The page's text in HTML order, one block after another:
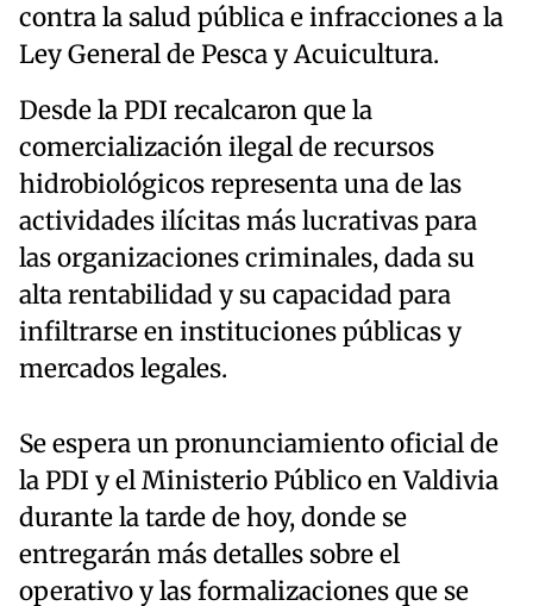
contra la salud pública e infracciones a la
Ley General de Pesca y Acuicultura.
Desde la PDI recalcaron que la
comercialización ilegal de recursos
hidrobiológicos representa una de las
actividades ilícitas más lucrativas para
las organizaciones criminales, dada su
alta rentabilidad y su capacidad para
infiltrarse en instituciones públicas y
mercados legales.
Se espera un pronunciamiento oficial de
la PDI y el Ministerio Público en Valdivia
durante la tarde de hoy, donde se
entregarán más detalles sobre el
operativo y las formalizaciones que se